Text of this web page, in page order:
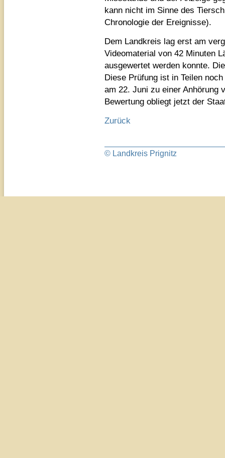
kann nicht im Sinne des
Chronologie der Ereignisse).
Dem Landkreis lag erst am
Videomaterial von 42 Minuten
ausgewertet werden konnte.
Diese Prüfung ist in Teilen
am 22. Juni zu einer Anhörung
Bewertung obliegt jetzt der
Zurück
© Landkreis Prignitz